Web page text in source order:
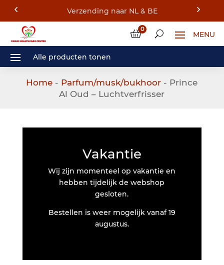
Verzending naar NL & BE
0
Home - Parfum/musk/bukhoor - Prince
Al Oud – Luchtverfrisser
Vakantie
Wij zijn momenteel op vakantie en
hebben tijdelijk de webshop
gesloten.
Bestellen is weer mogelijk vanaf 19
augustus.